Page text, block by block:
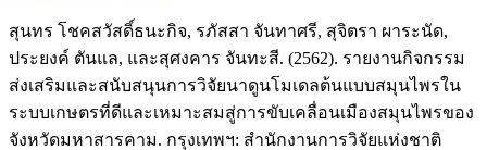
สุนทร โชคสวัสดิ์ธนะกิจ, รภัสสา จันทาศรี, สุจิตรา ผาระนัด,
ประยงค์ ตันแล, และสุศงคาร จันทะสี. (2562). รายงานกิจกรรม
ส่งเสริมและสนับสนุนการวิจัยนาดูนโมเดลต้นแบบสมุนไพรใน
ระบบเกษตรที่ดีและเหมาะสมสู่การขับเคลื่อนเมืองสมุนไพรของ
จังหวัดมหาสารคาม. กรุงเทพฯ: สำนักงานการวิจัยแห่งชาติ